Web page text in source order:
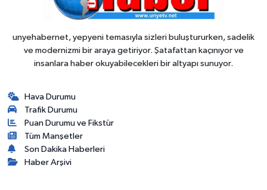
unyehabernet, yepyeni temasıyla sizleri buluştururken, sadelik
ve modernizmi bir araya getiriyor. Şatafattan kaçınıyor ve
insanlara haber okuyabilecekleri bir altyapı sunuyor.
Hava Durumu
Trafik Durumu
Puan Durumu ve Fikstür
Tüm Manşetler
Son Dakika Haberleri
Haber Arşivi